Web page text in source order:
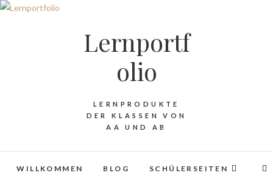
Lernportf
olio
LERNPRODUKTE
DER KLASSEN VON
AA UND AB
WILLKOMMEN BLOG SCHÜLERSEITEN